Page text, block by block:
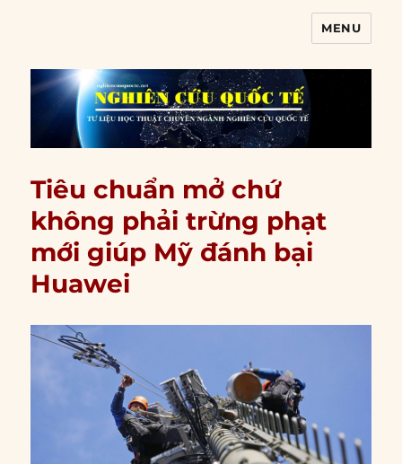
MENU
Tiêu chuẩn mở chứ
không phải trừng phạt
mới giúp Mỹ đánh bại
Huawei